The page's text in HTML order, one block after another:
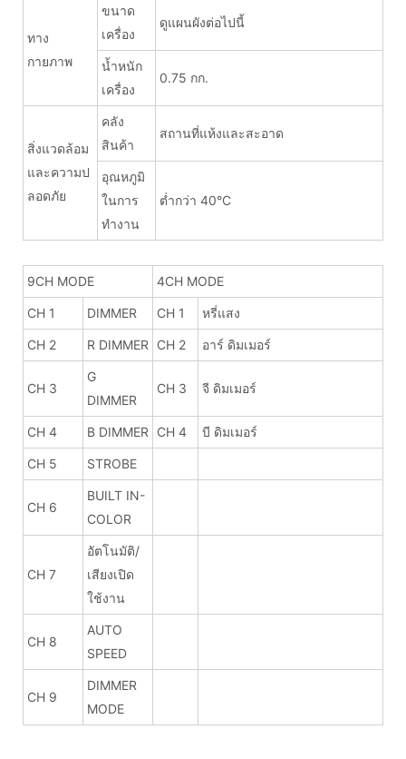
ทาง
กายภาพ
ขนาด
เครื่อง
ดูแผนผังต่อไปนี้
น้ำหนัก
เครื่อง
0.75 กก.
สิ่งแวดล้อม
และความป
ลอดภัย
คลัง
สินค้า
สถานที่แห้งและสะอาด
อุณหภูมิ
ในการ
ทำงาน
ต่ำกว่า 40°C
9CH MODE 4CH MODE
CH 1 DIMMER CH 1 หรี่แสง
CH 2 R DIMMER CH 2 อาร์ ดิมเมอร์
CH 3
G
DIMMER
CH 3 จี ดิมเมอร์
CH 4 B DIMMER CH 4 บี ดิมเมอร์
CH 5 STROBE
CH 6
BUILT IN-
COLOR
CH 7
อัตโนมัติ/
เสียงเปิด
ใช้งาน
CH 8
AUTO
SPEED
CH 9
DIMMER
MODE